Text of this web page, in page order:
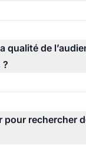
qualité de
?
pour rechercher